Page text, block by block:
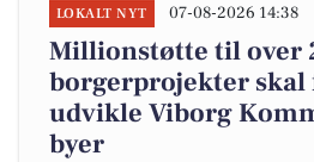
LOKALT NYT 07-08-2026 14:38
Millionstøtte til over
borgerprojekter skal
udvikle Viborg
byer